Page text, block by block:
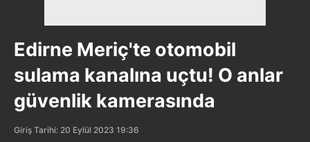
Edirne Meriç'te otomobil
sulama kanalına uçtu! O anlar
güvenlik kamerasında
Giriş Tarihi: 20 Eylül 2023 19:36